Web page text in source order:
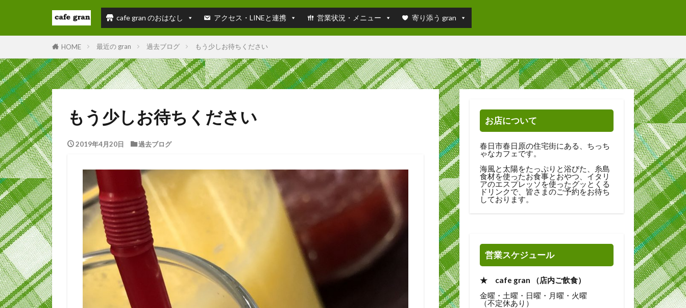
cafe gran のおはなし アクセス・LINEと連携 営業状況・メニュー 寄り添う gran
HOME 最近の gran 過去ブログ もう少しお待ちください
もう少しお待ちください
2019年4月20日 過去ブログ
お店について
春日市春日原の住宅街にある、ちっち
ゃなカフェです。
海風と太陽をたっぷりと浴びた、糸島
食材を使ったお食事とおやつ、イタリ
アのエスプレッソを使ったグッとくる
ドリンクで、皆さまのご予約をお待ち
しております。
営業スケジュール
★ cafe gran （店内ご飲食）
金曜・土曜・日曜・月曜・火曜
（不定休あり）